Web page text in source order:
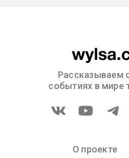
Рассказываем
событиях в мире
О проекте